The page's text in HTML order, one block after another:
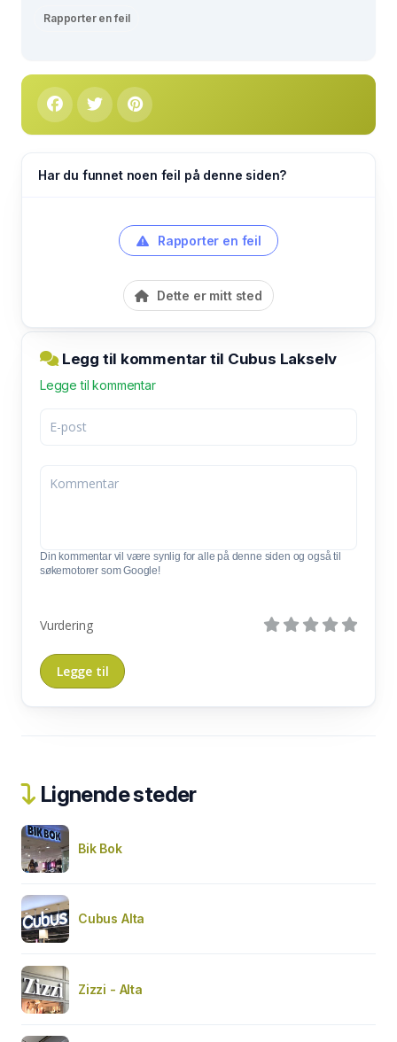
Rapporter en feil
Har du funnet noen feil på denne siden?
Rapporter en feil
Dette er mitt sted
Legg til kommentar til Cubus Lakselv
Legge til kommentar
Din kommentar vil være synlig for alle på denne siden og også til
søkemotorer som Google!
Vurdering
Lignende steder
Bik Bok
Cubus Alta
Zizzi - Alta